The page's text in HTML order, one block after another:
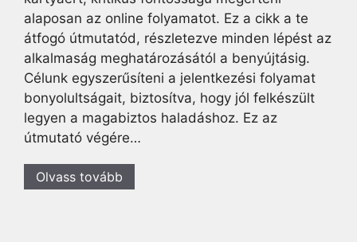
alaposan az online folyamatot. Ez a cikk a te
átfogó útmutatód, részletezve minden lépést az
alkalmaság meghatározásától a benyújtásig.
Célunk egyszerűsíteni a jelentkezési folyamat
bonyolultságait, biztosítva, hogy jól felkészült
legyen a magabiztos haladáshoz. Ez az
útmutató végére…
Olvass tovább